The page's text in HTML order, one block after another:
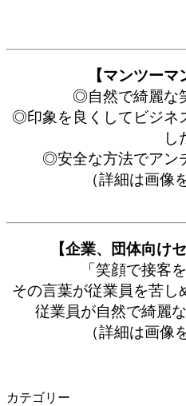
【マンツーマ
◎自然で綺麗な
◎印象を良くしてビジネ
し
◎安全な方法でアン
（詳細は画像
【企業、団体向け
「笑顔で接客
その言葉が従業員を苦し
従業員が自然で綺麗
（詳細は画像
カテゴリー